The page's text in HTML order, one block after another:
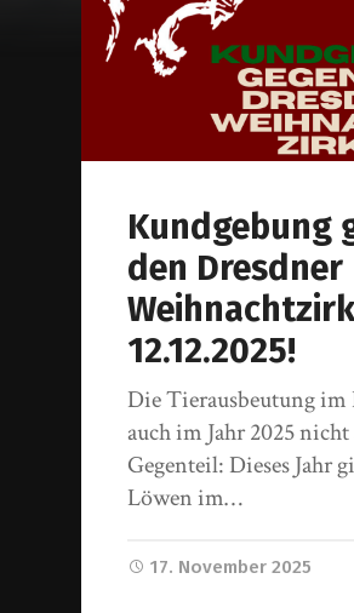
Kundgebung
den Dresdner
12.12.2025!
Die Tierausbeutung
auch im Jahr 2025
Gegenteil: Dieses Jahr
Löwen im…
17. November 2025